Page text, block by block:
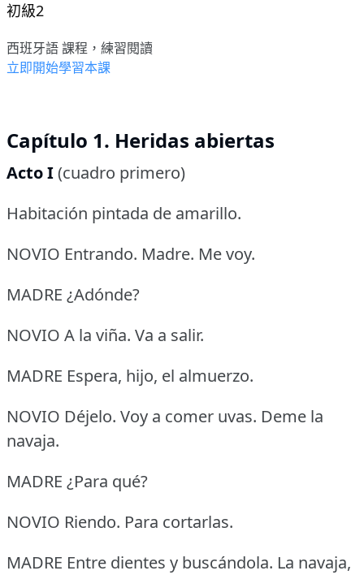
初級2
西班牙語 課程，練習閱讀
立即開始學習本課
Capítulo 1. Heridas abiertas
Acto I(cuadro primero)
Habitación pintada de amarillo.
NOVIO Entrando. Madre. Me voy.
MADRE ¿Adónde?
NOVIO A la viña. Va a salir.
MADRE Espera, hijo, el almuerzo.
NOVIO Déjelo. Voy a comer uvas. Deme la
navaja.
MADRE ¿Para qué?
NOVIO Riendo. Para cortarlas.
MADRE Entre dientes y buscándola. La navaja,